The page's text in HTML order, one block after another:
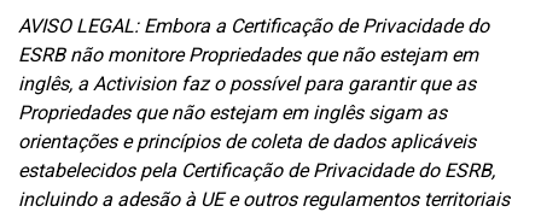
AVISO LEGAL: Embora a Certificação de Privacidade do
ESRB não monitore Propriedades que não estejam em
inglês, a Activision faz o possível para garantir que as
Propriedades que não estejam em inglês sigam as
orientações e princípios de coleta de dados aplicáveis
estabelecidos pela Certificação de Privacidade do ESRB,
incluindo a adesão à UE e outros regulamentos territoriais